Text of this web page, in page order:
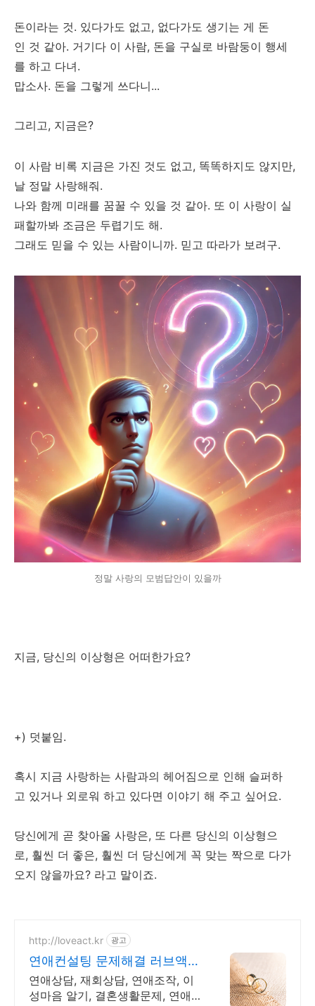
돈이라는 것. 있다가도 없고, 없다가도 생기는 게 돈
인 것 같아. 거기다 이 사람, 돈을 구실로 바람둥이 행세
를 하고 다녀.
맙소사. 돈을 그렇게 쓰다니...
그리고, 지금은?
이 사람 비록 지금은 가진 것도 없고, 똑똑하지도 않지만,
날 정말 사랑해줘.
나와 함께 미래를 꿈꿀 수 있을 것 같아. 또 이 사랑이 실
패할까봐 조금은 두렵기도 해.
그래도 믿을 수 있는 사람이니까. 믿고 따라가 보려구.
정말 사랑의 모범답안이 있을까
지금, 당신의 이상형은 어떠한가요?
+) 덧붙임.
혹시 지금 사랑하는 사람과의 헤어짐으로 인해 슬퍼하
고 있거나 외로워 하고 있다면 이야기 해 주고 싶어요.
당신에게 곧 찾아올 사랑은, 또 다른 당신의 이상형으
로, 훨씬 더 좋은, 훨씬 더 당신에게 꼭 맞는 짝으로 다가
오지 않을까요? 라고 말이죠.
http://loveact.kr 광고
연애컨설팅 문제해결 러브액트
역할대행운영 실전경험 충분
연애상담, 재회상담, 연애조작, 이
성마음 알기, 결혼생활문제, 연애